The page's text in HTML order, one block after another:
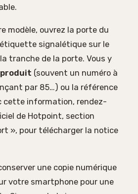
modèle, ouvrez la porte du
signalétique sur le
tranche de la porte. Vous y
(souvent un numéro à
par 85…) ou la référence
cette information, rendez-
de Hotpoint, section
», pour télécharger la notice
une copie numérique
votre smartphone pour une